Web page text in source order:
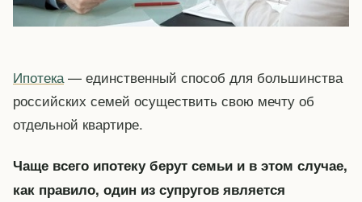
Ипотека— единственный способ для большинства
российских семей осуществить свою мечту об
отдельной квартире.
Чаще всего ипотеку берут семьи и в этом случае,
как правило, один из супругов является